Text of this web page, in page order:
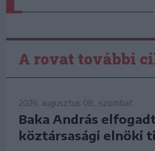
A rovat további
2026. augusztus 08., szombat
Baka András
köztársasági elnöki